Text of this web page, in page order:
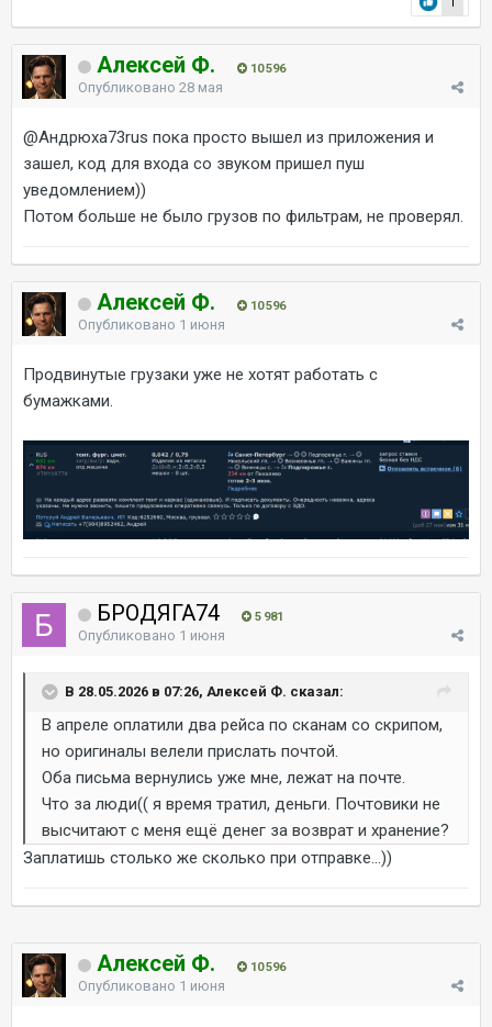
Алексей Ф. 10 596
Опубликовано 28 мая
@Андрюха73rus пока просто вышел из приложения и
зашел, код для входа со звуком пришел пуш
уведомлением))
Потом больше не было грузов по фильтрам, не проверял.
Алексей Ф. 10 596
Опубликовано 1 июня
Продвинутые грузаки уже не хотят работать с
бумажками.
БРОДЯГА74 5 981
Опубликовано 1 июня
В 28.05.2026 в 07:26, Алексей Ф. сказал:
В апреле оплатили два рейса по сканам со скрипом,
но оригиналы велели прислать почтой.
Оба письма вернулись уже мне, лежат на почте.
Что за люди(( я время тратил, деньги. Почтовики не
высчитают с меня ещё денег за возврат и хранение?
Заплатишь столько же сколько при отправке...))
Алексей Ф. 10 596
Опубликовано 1 июня